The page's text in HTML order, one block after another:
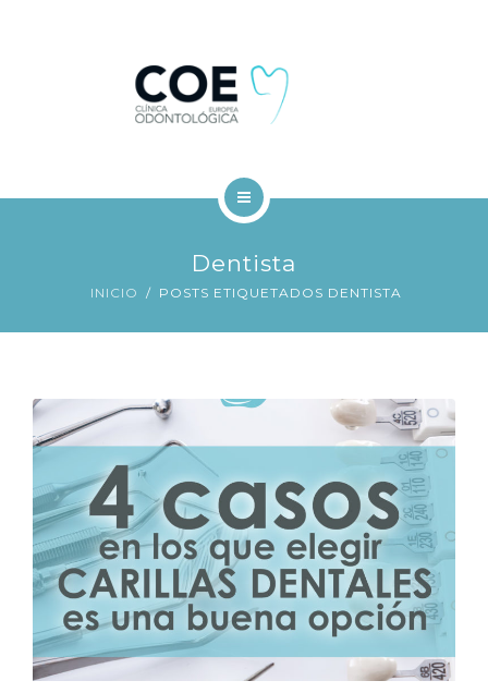
FINANCIACIÓN
TRATAMIENTOS DENTALES
BLOG
CONTACTO
Dentista
INICIO POSTS ETIQUETADOS DENTISTA